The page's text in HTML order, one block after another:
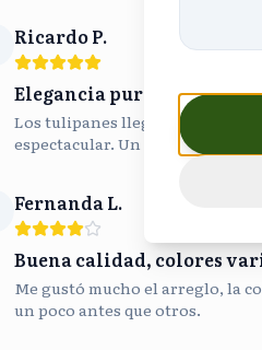
Ricardo P.
Elegancia pura
Los tulipanes llegaron
espectacular. Un toque de
Fernanda L.
Buena calidad, colores
Me gustó mucho el arreglo, la
un poco antes que otros.